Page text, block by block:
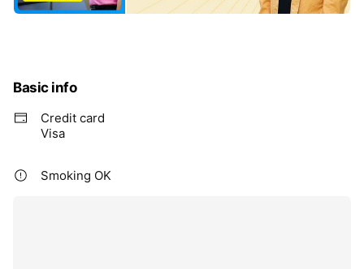
Basic info
Credit card
Visa
Smoking OK